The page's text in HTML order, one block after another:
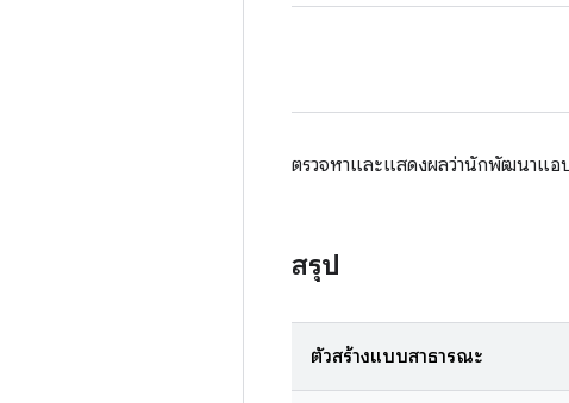
ตรวจหาและแสดงผลว่านักพัฒนาแ
สรุป
ตัวสร้างแบบสาธารณะ